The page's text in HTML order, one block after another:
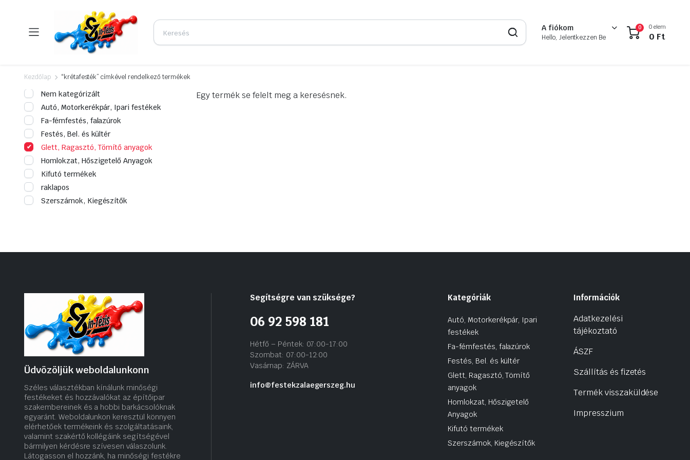
A fiókom
Hello, Jelentkezzen Be
0 0 elem
0 Ft
Kezdőlap “krétafesték” címkével rendelkező termékek
Egy termék se felelt meg a keresésnek.
Nem kategórizált
Autó, Motorkerékpár, Ipari festékek
Fa-fémfestés, falazúrok
Festés, Bel. és kültér
Glett, Ragasztó, Tömítő anyagok
Homlokzat, Hőszigetelő Anyagok
Kifutó termékek
raklapos
Szerszámok, Kiegészítők
Üdvözöljük weboldalunkonn
Széles választékban kínálunk minőségi
festékeket és hozzávalókat az építőipar
szakembereinek és a hobbi barkácsolóknak
egyaránt. Weboldalunkon keresztül könnyen
elérhetőek termékeink és szolgáltatásaink,
valamint szakértő kollégáink segítségével
bármilyen kérdésre szívesen válaszolunk.
Látogasson el hozzánk, ha minőségi festékre
Segítségre van szüksége?
06 92 598 181
Hétfő – Péntek: 07:00-17:00
Szombat: 07:00-12:00
Vasárnap: ZÁRVA
info@festekzalaegerszeg.hu
Kategóriák
Autó, Motorkerékpár, Ipari
festékek
Fa-fémfestés, falazúrok
Festés, Bel. és kültér
Glett, Ragasztó, Tömítő
anyagok
Homlokzat, Hőszigetelő
Anyagok
Kifutó termékek
Szerszámok, Kiegészítők
Információk
Adatkezelési
tájékoztató
ÁSZF
Szállítás és fizetés
Termék visszaküldése
Impresszium